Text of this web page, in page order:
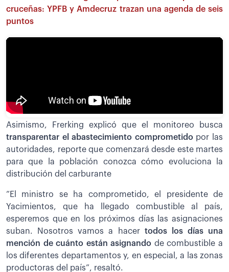
cruceñas: YPFB y Amdecruz trazan una agenda de seis
puntos
Asimismo, Frerking explicó que el monitoreo busca
transparentar el abastecimiento comprometido por las
autoridades, reporte que comenzará desde este martes
para que la población conozca cómo evoluciona la
distribución del carburante
”El ministro se ha comprometido, el presidente de
Yacimientos, que ha llegado combustible al país,
esperemos que en los próximos días las asignaciones
suban. Nosotros vamos a hacer todos los días una
mención de cuánto están asignando de combustible a
los diferentes departamentos y, en especial, a las zonas
productoras del país”, resaltó.